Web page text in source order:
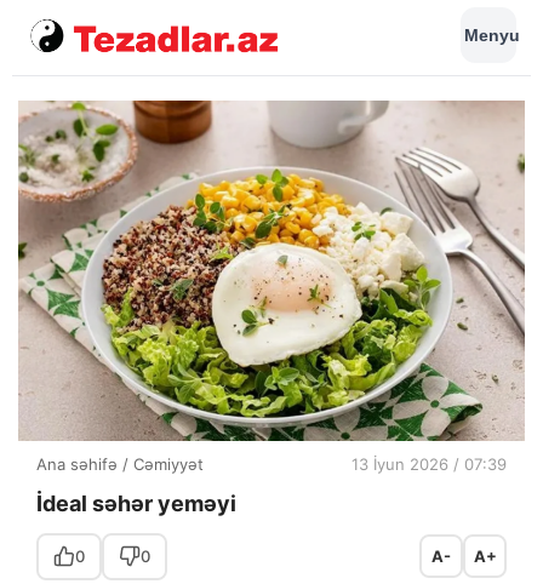
Menyu
Ana səhifə / Cəmiyyət 13 İyun 2026 / 07:39
İdeal səhər yeməyi
0 0 A- A+